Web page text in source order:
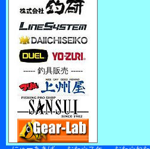
----- 釣具販売 -----